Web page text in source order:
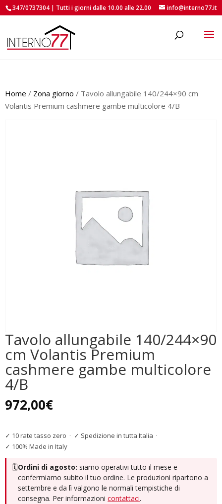
347/0737304 | Tutti i giorni dalle 10.00 alle 22.00 info@interno77.it
Home / Zona giorno / Tavolo allungabile 140/244×90 cm
Volantis Premium cashmere gambe multicolore 4/B
Tavolo allungabile 140/244×90
cm Volantis Premium
cashmere gambe multicolore
4/B
972,00€
✓ 10 rate tasso zero · ✓ Spedizione in tutta Italia ·
✓ 100% Made in Italy
🗓️Ordini di agosto: siamo operativi tutto il mese e
confermiamo subito il tuo ordine. Le produzioni ripartono a
settembre e da lì valgono le normali tempistiche di
consegna. Per informazionicontattaci.